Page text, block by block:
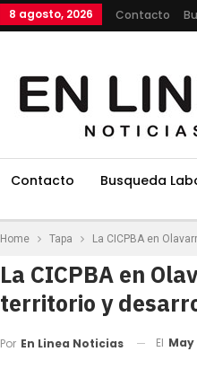
8 agosto, 2026 Contacto
Contacto Busqueda
Home Tapa La CICPBA en
La CICPBA en
territorio y
Por En Linea Noticias El May